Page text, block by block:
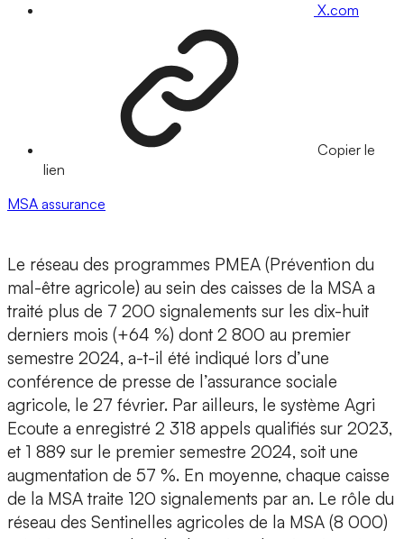
X.com
Copier le
lien
MSA assurance
Le réseau des programmes PMEA (Prévention du
mal-être agricole) au sein des caisses de la MSA a
traité plus de 7 200 signalements sur les dix-huit
derniers mois (+64 %) dont 2 800 au premier
semestre 2024, a-t-il été indiqué lors d’une
conférence de presse de l’assurance sociale
agricole, le 27 février. Par ailleurs, le système Agri
Ecoute a enregistré 2 318 appels qualifiés sur 2023,
et 1 889 sur le premier semestre 2024, soit une
augmentation de 57 %. En moyenne, chaque caisse
de la MSA traite 120 signalements par an. Le rôle du
réseau des Sentinelles agricoles de la MSA (8 000)